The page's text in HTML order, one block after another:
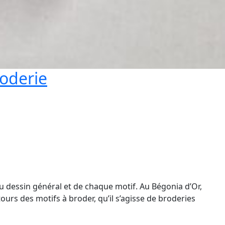
général et de chaque motif. Au Bégonia d’Or,
des motifs à broder, qu’il s’agisse de broderies